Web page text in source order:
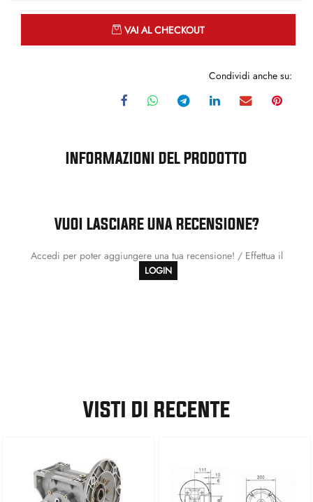
VAI AL CHECKOUT
Condividi anche su:
INFORMAZIONI DEL PRODOTTO
VUOI LASCIARE UNA RECENSIONE?
Accedi per poter aggiungere una tua recensione! / Effettua il
LOGIN
VISTI DI RECENTE